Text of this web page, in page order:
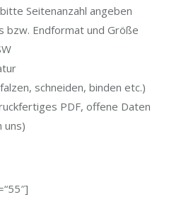
Seitenanzahl angeben
bzw. Endformat und Größe
schneiden, binden etc.)
PDF, offene Daten
uns)